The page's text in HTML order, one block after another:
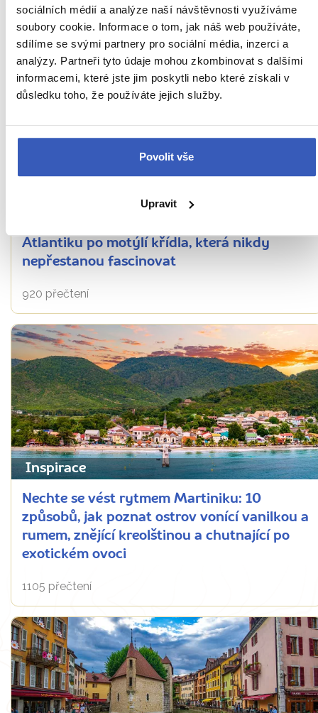
sociálních médií a analýze naší návštěvnosti využíváme
soubory cookie. Informace o tom, jak náš web používáte,
sdílíme se svými partnery pro sociální média, inzerci a
analýzy. Partneři tyto údaje mohou zkombinovat s dalšími
informacemi, které jste jim poskytli nebo které získali v
důsledku toho, že používáte jejich služby.
Povolit vše
Upravit
Inspirace
10 způsobů, jak se nechat unášet kouzlem
Atlantiku po motýlí křídla, která nikdy
nepřestanou fascinovat
920 přečtení
Inspirace
Nechte se vést rytmem Martiniku: 10
způsobů, jak poznat ostrov vonící vanilkou a
rumem, znějící kreolštinou a chutnající po
exotickém ovoci
1105 přečtení